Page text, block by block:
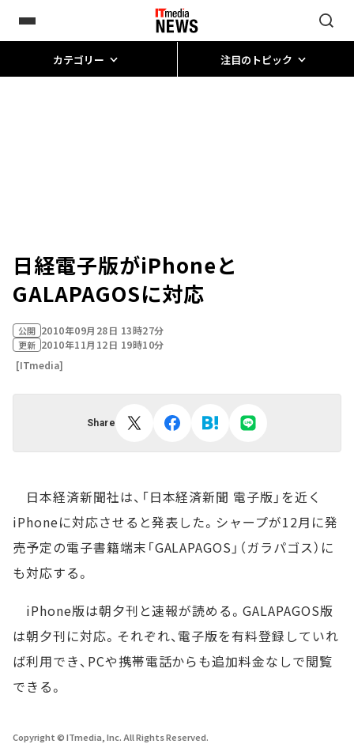
カテゴリー 注目のトピック
日経電子版がiPhoneと
GALAPAGOSに対応
公開 2010年09月28日 13時27分
更新 2010年11月12日 19時10分
[ITmedia]
Share
日本経済新聞社は、「日本経済新聞 電子版」を近く
iPhoneに対応させると発表した。シャープが12月に発
売予定の電子書籍端末「GALAPAGOS」（ガラパゴス）に
も対応する。
iPhone版は朝夕刊と速報が読める。GALAPAGOS版
は朝夕刊に対応。それぞれ、電子版を有料登録していれ
ば利用でき、PCや携帯電話からも追加料金なしで閲覧
できる。
Copyright © ITmedia, Inc. All Rights Reserved.